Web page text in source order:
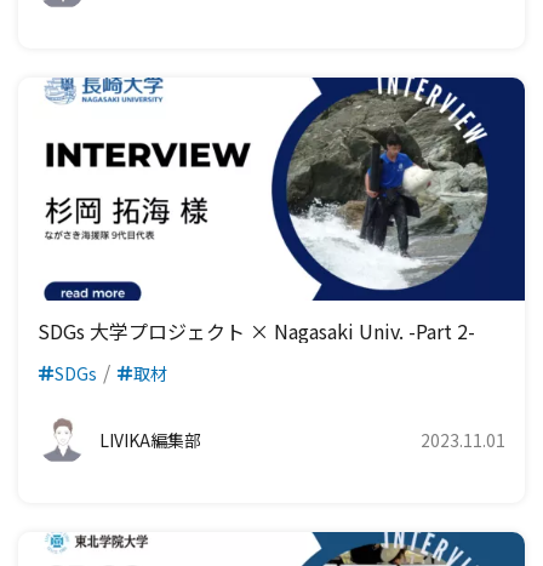
SDGs 大学プロジェクト × Nagasaki Univ. -Part 2-
SDGs 取材
LIVIKA編集部 2023.11.01